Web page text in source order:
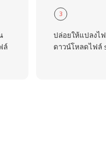
ล์
3
ปล่อยให้แปลงไ
ดาวน์โหลดไฟล์